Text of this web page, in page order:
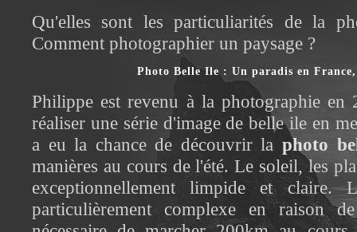
Qu'elles sont les particuliarités de la
Comment photographier un paysage ?
Photo Belle Ile : Un paradis en
Philippe est revenu à la photographie en
réaliser une série d'image de belle ile en
a eu la chance de découvrir la photo
manières au cours de l'été. Le soleil, les
exceptionnellement limpide et
particulièrement complexe en raison